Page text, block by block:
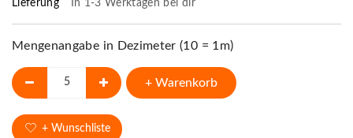
Lieferung In 1-3 Werktagen bei dir
Mengenangabe in Dezimeter (10 = 1m)
+ Warenkorb
+ Wunschliste